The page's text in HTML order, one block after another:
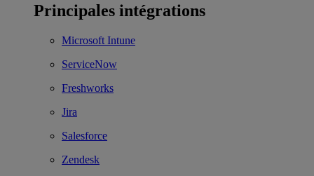
Principales intégrations
Microsoft Intune
ServiceNow
Freshworks
Jira
Salesforce
Zendesk